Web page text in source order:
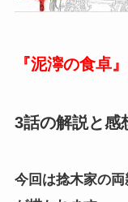
『泥濘の食卓』
3話の解説と感
今回は捻木家の